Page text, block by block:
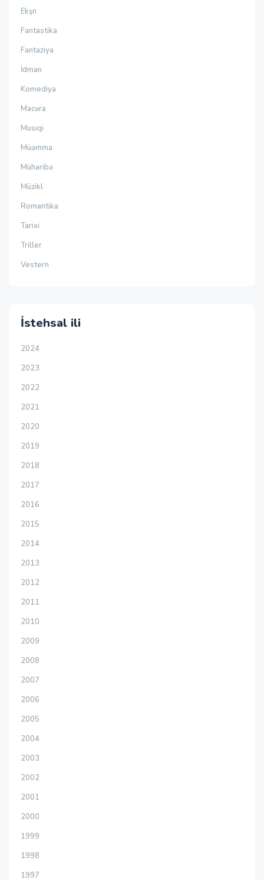
Ekşn
Fantastika
Fantaziya
İdman
Komediya
Macəra
Musiqi
Müəmma
Müharibə
Müzikl
Romantika
Tarixi
Triller
Vestern
İstehsal ili
2024
2023
2022
2021
2020
2019
2018
2017
2016
2015
2014
2013
2012
2011
2010
2009
2008
2007
2006
2005
2004
2003
2002
2001
2000
1999
1998
1997